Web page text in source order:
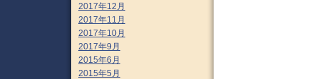
2017年12月
2017年11月
2017年10月
2017年9月
2015年6月
2015年5月